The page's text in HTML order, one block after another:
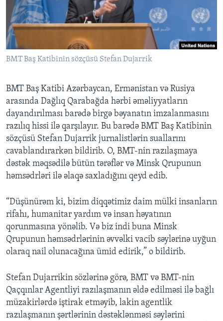
BIZI IZLƏYIN
BMT Baş Katibinin sözçüsü Stefan Dujarrik
BMT Baş Katibi Azərbaycan, Ermənistan və Rusiya
arasında Dağlıq Qarabağda hərbi əməliyyatların
dayandırılması barədə birgə bəyanatın imzalanmasını
razılıq hissi ilə qarşılayır. Bu barədə BMT Baş Katibinin
sözçüsü Stefan Dujarrik jurnalistlərin suallarını
cavablandırarkən bildirib. O, BMT-nin razılaşmaya
dəstək məqsədilə bütün tərəflər və Minsk Qrupunun
həmsədrləri ilə əlaqə saxladığını qeyd edib.
“Düşünürəm ki, bizim diqqətimiz daim mülki insanların
rifahı, humanitar yardım və insan həyatının
qorunmasına yönəlib. Və biz indi buna Minsk
Qrupunun həmsədrlərinin əvvəlki vacib səylərinə uyğun
olaraq nail olunacağına ümid edirik,” o bildirib.
Stefan Dujarrikin sözlərinə görə, BMT və BMT-nin
Qaçqınlar Agentliyi razılaşmanın əldə edilməsi ilə bağlı
müzakirlərdə iştirak etməyib, lakin agentlik
razılaşmanın şərtlərinin dəstəklənməsi səylərini